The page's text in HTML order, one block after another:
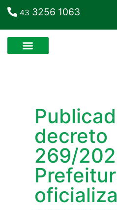
43 3256 1063
decreto
269/